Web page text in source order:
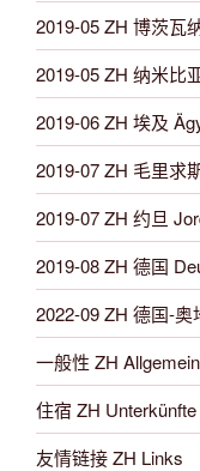
2019-05 ZH 博茨瓦
2019-05 ZH 纳米比
2019-06 ZH 埃及
2019-07 ZH 毛里求
2019-07 ZH 约旦
2019-08 ZH 德国
2022-09 ZH 德国-
一般性 ZH Allgemein
住宿 ZH Unterkünfte
友情链接 ZH Links